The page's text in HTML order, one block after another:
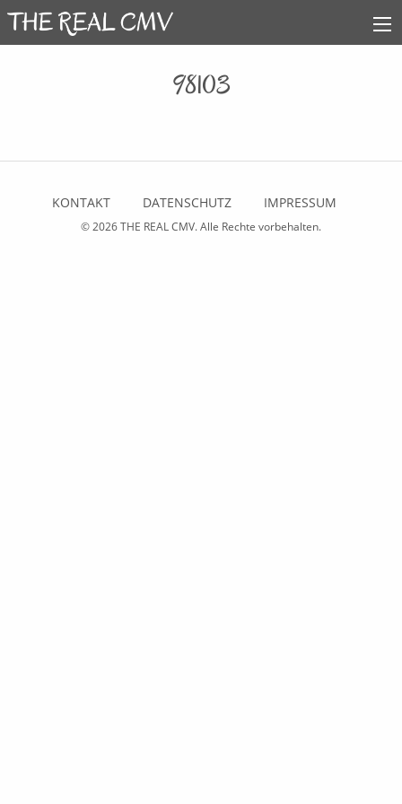
98103
KONTAKT DATENSCHUTZ IMPRESSUM
© 2026THE REAL CMV. Alle Rechte vorbehalten.